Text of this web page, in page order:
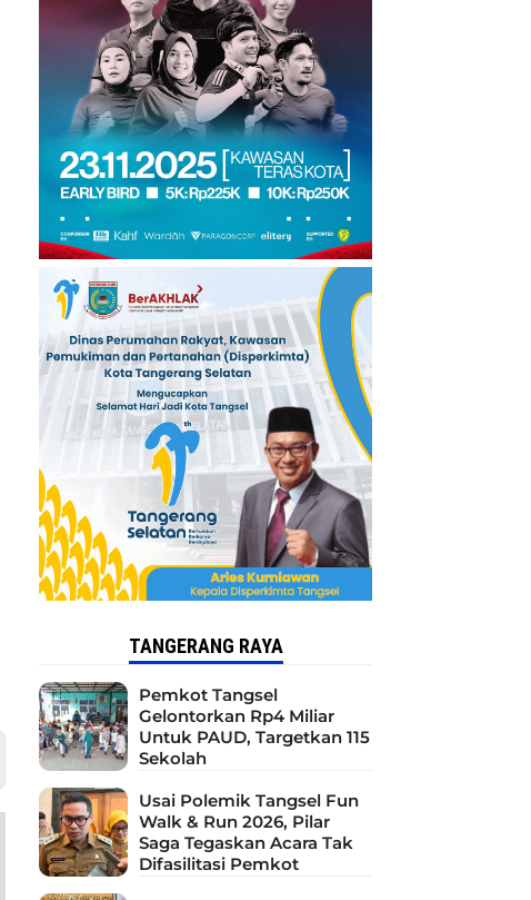
TANGERANG RAYA
Pemkot Tangsel
Gelontorkan Rp4 Miliar
Untuk PAUD, Targetkan 115
Sekolah
Usai Polemik Tangsel Fun
Walk & Run 2026, Pilar
Saga Tegaskan Acara Tak
Difasilitasi Pemkot